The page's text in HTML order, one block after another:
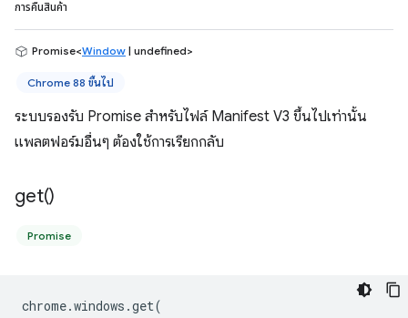
การคืนสินค้า
Promise<Window | undefined>
Chrome 88 ขึ้นไป
ระบบรองรับ Promise สำหรับไฟล์ Manifest V3 ขึ้นไปเท่านั้น
แพลตฟอร์มอื่นๆ ต้องใช้การเรียกกลับ
get()
Promise
chrome.windows .get(